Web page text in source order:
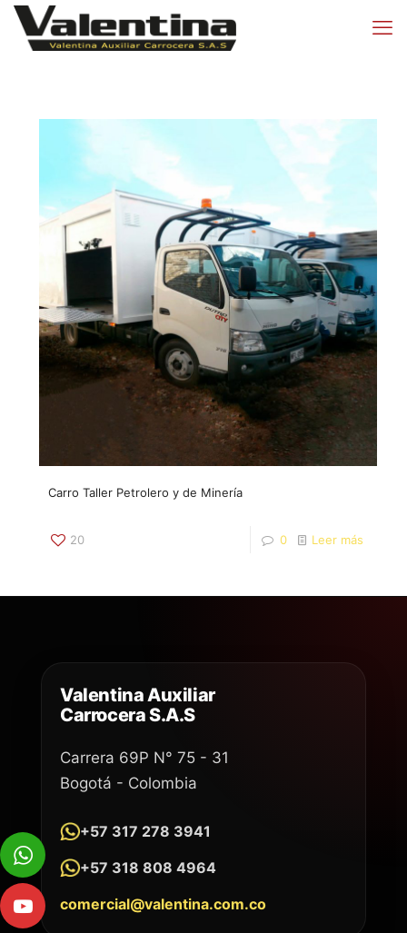
Carro Taller Petrolero y de Minería
20 0 Leer más
Valentina Auxiliar
Carrocera S.A.S
Carrera 69P N° 75 - 31
Bogotá - Colombia
+57 317 278 3941
+57 318 808 4964
comercial@valentina.com.co